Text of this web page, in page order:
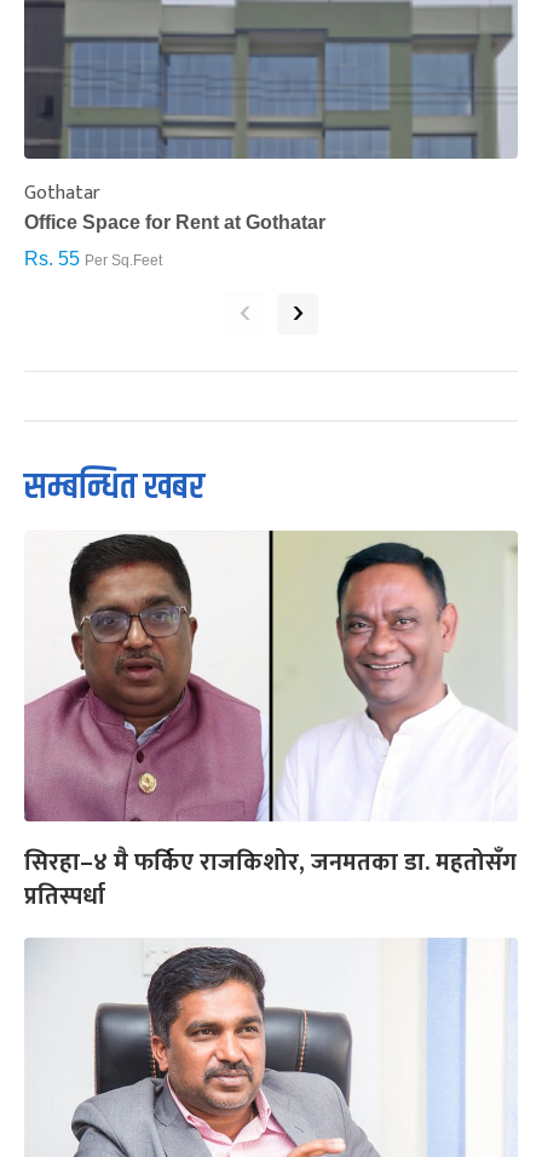
Gothatar
Office Space for Rent at Gothatar
Rs. 55 Per Sq.Feet
‹ ›
सम्बन्धित खबर
सिरहा–४ मै फर्किए राजकिशोर, जनमतका डा. महतोसँग
प्रतिस्पर्धा